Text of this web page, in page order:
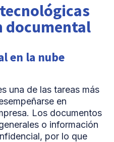
documental
en la nube
una de las tareas más
en
Los documentos
o información
por lo que